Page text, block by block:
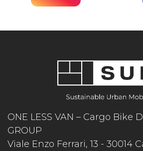
ONE LESS VAN – Cargo Bike
GROUP
Viale Enzo Ferrari, 13 - 30014